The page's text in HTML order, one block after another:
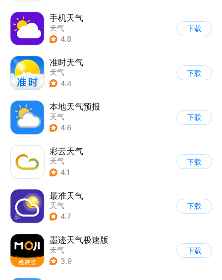
手机天气
天气
4.8
下载
准时天气
天气
4.4
下载
本地天气预报
天气
4.6
下载
彩云天气
天气
4.1
下载
最准天气
天气
4.7
下载
墨迹天气极速版
天气
3.9
下载